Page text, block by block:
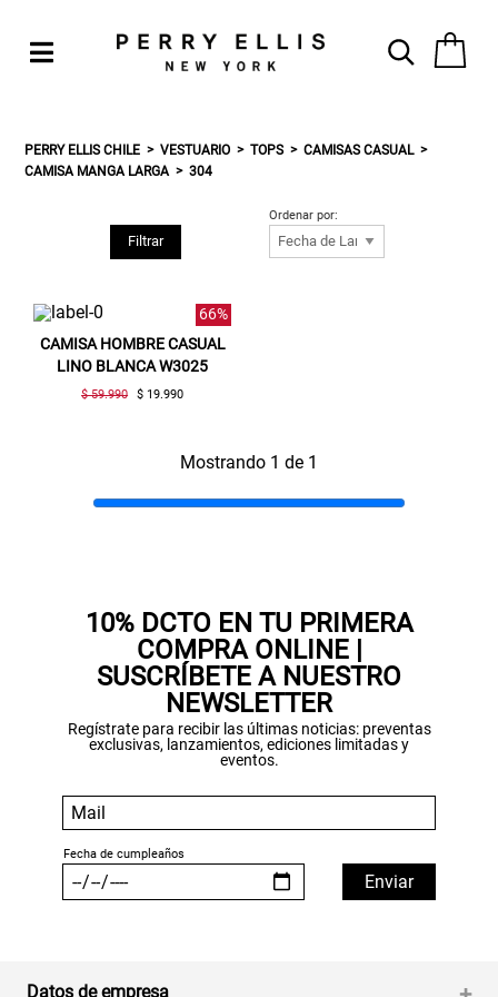
PERRY ELLIS CHILE VESTUARIO TOPS
CAMISAS CASUAL
CAMISA MANGA LARGA
304
Filtrar
Ordenar por:
66%
CAMISA HOMBRE CASUAL
LINO BLANCA W3025
$ 59.990 $ 19.990
Mostrando 1 de 1
10% DCTO EN TU PRIMERA
COMPRA ONLINE |
SUSCRÍBETE A NUESTRO
NEWSLETTER
Regístrate para recibir las últimas noticias: preventas
exclusivas, lanzamientos, ediciones limitadas y
eventos.
Aquí esta tu cupón, usalo en tu siguiente
compra. Valido por 72 hrs.
SUSPE01
Datos de empresa